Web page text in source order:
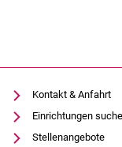
Kontakt & Anfahrt
Einrichtungen
Stellenangebote